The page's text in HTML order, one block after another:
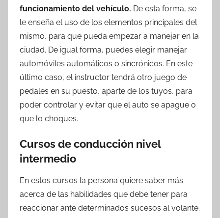
funcionamiento del vehículo. De esta forma, se
le enseña el uso de los elementos principales del
mismo, para que pueda empezar a manejar en la
ciudad. De igual forma, puedes elegir manejar
automóviles automáticos o sincrónicos. En este
último caso, el instructor tendrá otro juego de
pedales en su puesto, aparte de los tuyos, para
poder controlar y evitar que el auto se apague o
que lo choques.
Cursos de conducción nivel
intermedio
En estos cursos la persona quiere saber más
acerca de las habilidades que debe tener para
reaccionar ante determinados sucesos al volante.